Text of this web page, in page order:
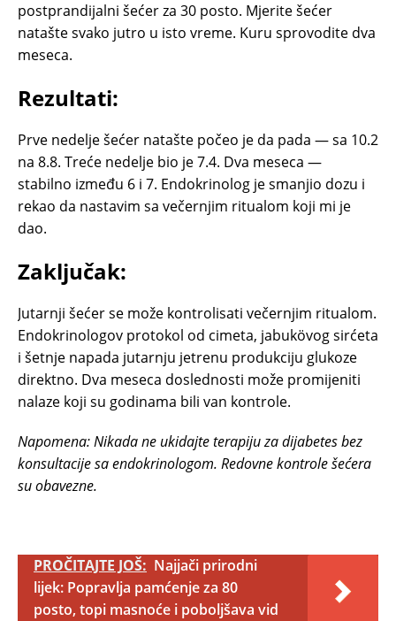
postprandijalni šećer za 30 posto. Mjerite šećer
natašte svako jutro u isto vreme. Kuru sprovodite dva
meseca.
Rezultati:
Prve nedelje šećer natašte počeo je da pada — sa 10.2
na 8.8. Treće nedelje bio je 7.4. Dva meseca —
stabilno između 6 i 7. Endokrinolog je smanjio dozu i
rekao da nastavim sa večernjim ritualom koji mi je
dao.
Zaključak:
Jutarnji šećer se može kontrolisati večernjim ritualom.
Endokrinologov protokol od cimeta, jabukövog sirćeta
i šetnje napada jutarnju jetrenu produkciju glukoze
direktno. Dva meseca doslednosti može promijeniti
nalaze koji su godinama bili van kontrole.
Napomena: Nikada ne ukidajte terapiju za dijabetes bez
konsultacije sa endokrinologom. Redovne kontrole šećera
su obavezne.
PROČITAJTE JOŠ: Najjači prirodni
lijek: Popravlja pamćenje za 80
posto, topi masnoće i poboljšava vid